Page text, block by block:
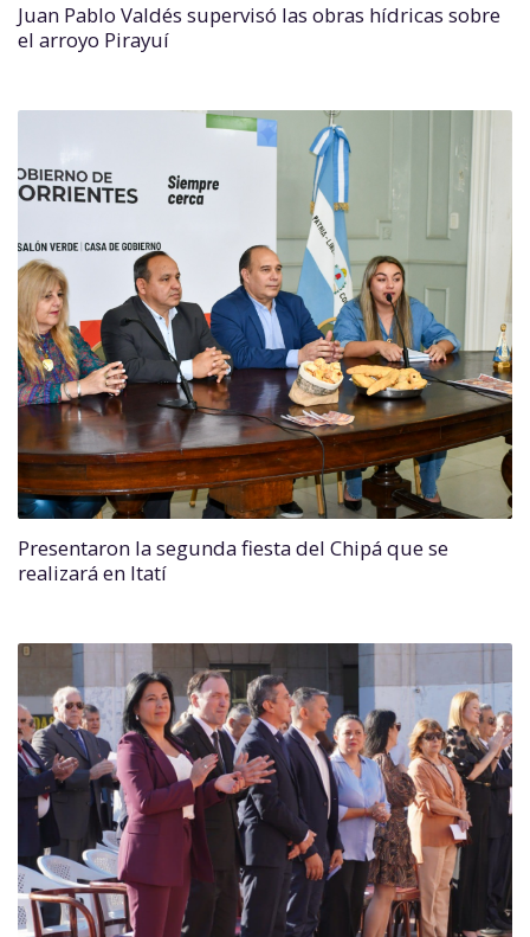
Juan Pablo Valdés supervisó las obras hídricas sobre
el arroyo Pirayuí
Presentaron la segunda fiesta del Chipá que se
realizará en Itatí